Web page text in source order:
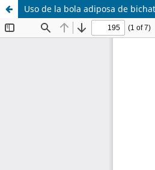
Uso de la bola adiposa de